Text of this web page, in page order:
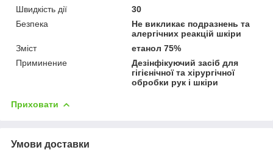
Швидкість дії
30
Безпека
Не викликає подразнень та
алергічних реакцій шкіри
Зміст
етанол 75%
Приминение
Дезінфікуючий засіб для
гігієнічної та хірургічної
обробки рук і шкіри
Приховати
Умови доставки